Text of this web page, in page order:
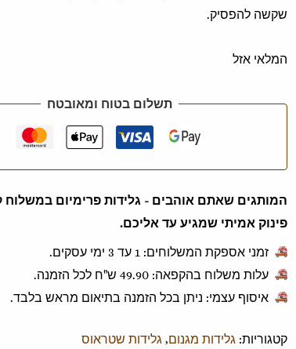
שקשה להפסיק.
המלאי אזל
תשלום בטוח ומאובטח
המותגים שאתם אוהבים - גלידות פרימיום במשלוח
פינוק אמיתי שמגיע עד אליכם.
זמני אספקת המשלוחים: 1 עד 3 ימי עסקים.
עלות משלוח בהקפאה: ‎49.90 ש"ח לכל הזמנה.
איסוף עצמי: ניתן בכל הזמנה בתיאום מראש בלבד.
קטגוריות: גלידות מגנום, גלידות שטראוס